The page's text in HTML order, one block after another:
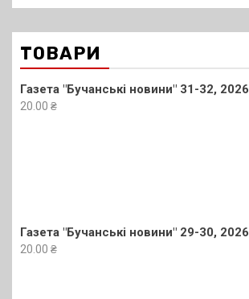
ТОВАРИ
Газета "Бучанські новини" 31-32, 2026
20.00 ₴
Газета "Бучанські новини" 29-30, 2026
20.00 ₴